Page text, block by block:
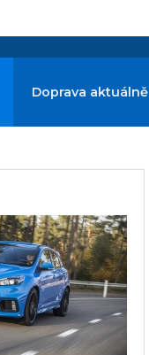
Doprava aktuálně